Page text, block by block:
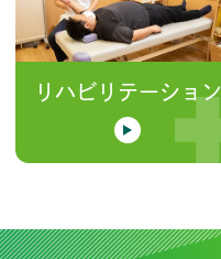
リハビリテーション